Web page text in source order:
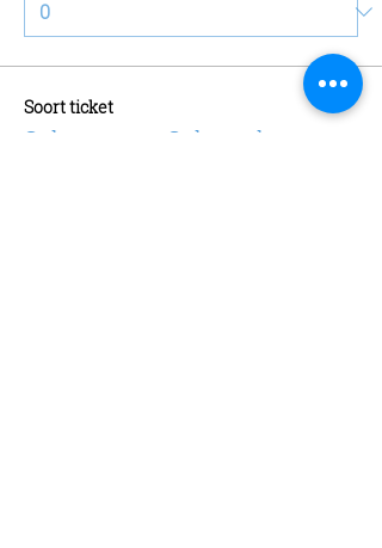
Soort ticket
Schaatsen + Schaatshuur